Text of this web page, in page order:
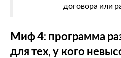
договора или
Миф 4: программа
для тех, у кого